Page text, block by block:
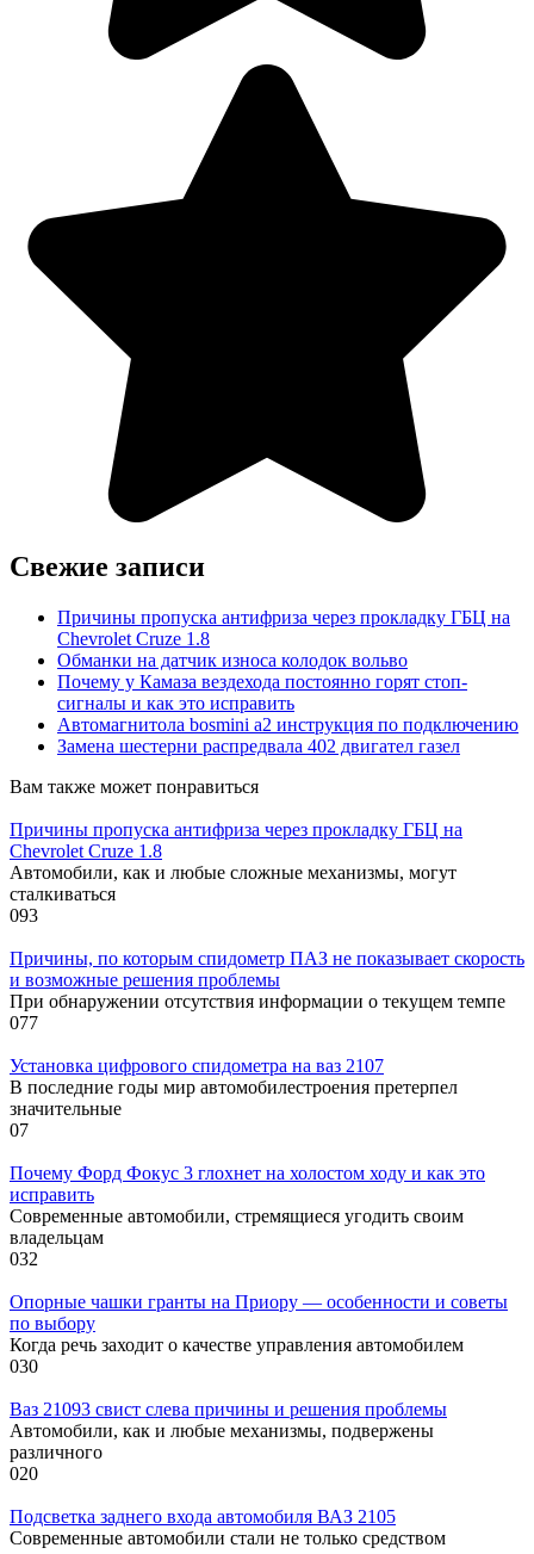
Свежие записи
Причины пропуска антифриза через прокладку ГБЦ на
Chevrolet Cruze 1.8
Обманки на датчик износа колодок вольво
Почему у Камаза вездехода постоянно горят стоп-
сигналы и как это исправить
Автомагнитола bosmini а2 инструкция по подключению
Замена шестерни распредвала 402 двигател газел
Вам также может понравиться
Причины пропуска антифриза через прокладку ГБЦ на
Chevrolet Cruze 1.8
Автомобили, как и любые сложные механизмы, могут
сталкиваться
093
Причины, по которым спидометр ПАЗ не показывает скорость
и возможные решения проблемы
При обнаружении отсутствия информации о текущем темпе
077
Установка цифрового спидометра на ваз 2107
В последние годы мир автомобилестроения претерпел
значительные
07
Почему Форд Фокус 3 глохнет на холостом ходу и как это
исправить
Современные автомобили, стремящиеся угодить своим
владельцам
032
Опорные чашки гранты на Приору — особенности и советы
по выбору
Когда речь заходит о качестве управления автомобилем
030
Ваз 21093 свист слева причины и решения проблемы
Автомобили, как и любые механизмы, подвержены
различного
020
Подсветка заднего входа автомобиля ВАЗ 2105
Современные автомобили стали не только средством